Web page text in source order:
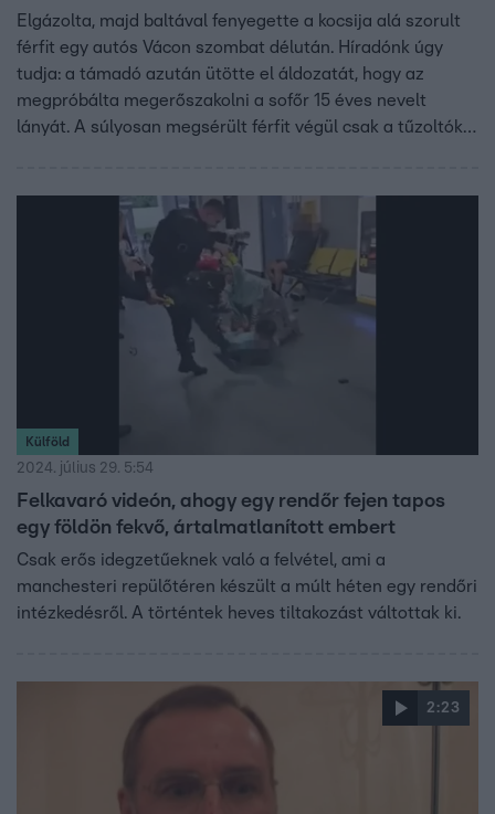
Elgázolta, majd baltával fenyegette a kocsija alá szorult
férfit egy autós Vácon szombat délután. Híradónk úgy
tudja: a támadó azután ütötte el áldozatát, hogy az
megpróbálta megerőszakolni a sofőr 15 éves nevelt
lányát. A súlyosan megsérült férfit végül csak a tűzoltók
Támadója emberölés kísérletéért felelhet.
Külföld
2024. július 29. 5:54
Felkavaró videón, ahogy egy rendőr fejen tapos
egy földön fekvő, ártalmatlanított embert
Csak erős idegzetűeknek való a felvétel, ami a
manchesteri repülőtéren készült a múlt héten egy rendőri
intézkedésről. A történtek heves tiltakozást váltottak ki.
2:23